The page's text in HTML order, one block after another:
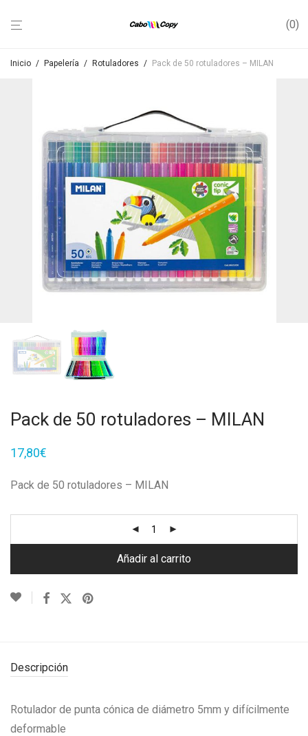
0
Inicio / Papelería / Rotuladores / Pack de 50 rotuladores – MILAN
Pack de 50 rotuladores – MILAN
17,80€
Pack de 50 rotuladores – MILAN
Añadir al carrito
Descripción
Rotulador de punta cónica de diámetro 5mm y difícilmente
deformable